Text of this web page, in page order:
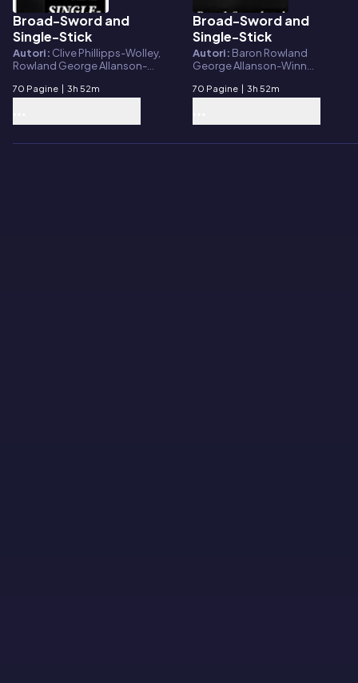
E-book
Broad-Sword and
Single-Stick
Autori: Clive Phillipps-Wolley,
Rowland George Allanson-
70 Pagine | 3h 52m
E-book
Broad-Sword and
Single-Stick
Autori: Baron Rowland
George Allanson-Winn
70 Pagine | 3h 52m